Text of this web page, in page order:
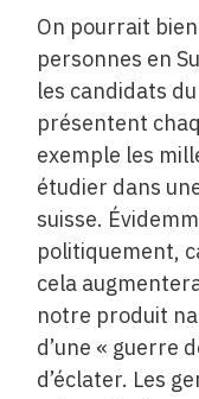
On pourrait
personnes en
les candidats
présentent
exemple les
étudier dans
suisse.
politiquement,
cela
notre produit
d’une « guerre
d’éclater. Les